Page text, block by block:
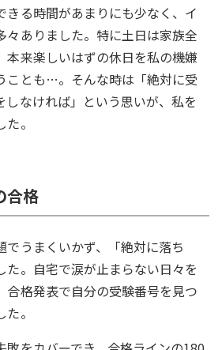
きる時間があまりにも少なく、イ
々ありました。特に土日は家族全
本来楽しいはずの休日を私の機嫌
ことも…。そんな時は「絶対に受
しなければ」という思いが、私を
。
合格
でうまくいかず、「絶対に落ち
た。自宅で涙が止まらない日々を
合格発表で自分の受験番号を見つ
。